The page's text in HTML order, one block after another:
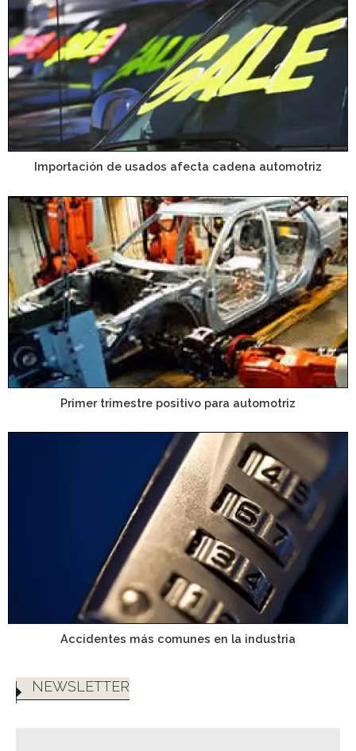
Importación de usados afecta cadena automotriz
Primer trimestre positivo para automotriz
Accidentes más comunes en la industria
NEWSLETTER